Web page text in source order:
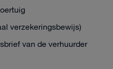
verzekeringsbewijs)
van de verhuurder